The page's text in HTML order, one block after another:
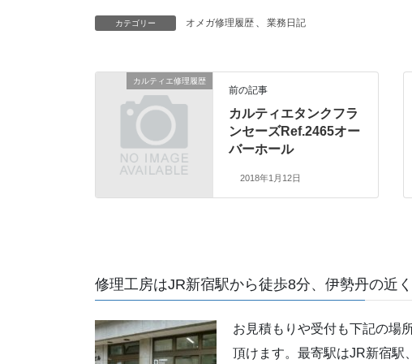
カテゴリー オメガ修理履歴 、 業務日記
カルティエ修理履歴
前の記事
カルティエタンクフラ
ンセーズRef.2465オー
バーホール
2018年1月12日
修理工房はJR新宿駅から徒歩8分、伊勢丹の近
お見積もりや受付も下記の場
頂けます。最寄駅はJR新宿駅